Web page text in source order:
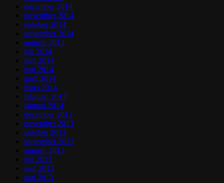
december 2014
november 2014
oktober 2014
september 2014
augusti 2014
juli 2014
juni 2014
maj 2014
april 2014
mars 2014
februari 2014
januari 2014
december 2013
november 2013
oktober 2013
september 2013
augusti 2013
juli 2013
juni 2013
maj 2013